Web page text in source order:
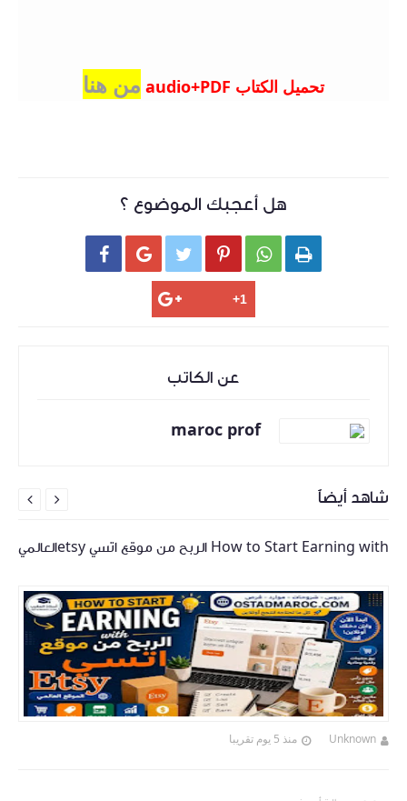
تحميل الكتاب audio+PDF من هنا
هل أعجبك الموضوع ؟
     
عن الكاتب
maroc prof
شاهد أيضاً
How to Start Earning with الربح من موقع اتسي etsyالعالمي
Unknown منذ 5 يوم تقريبا

